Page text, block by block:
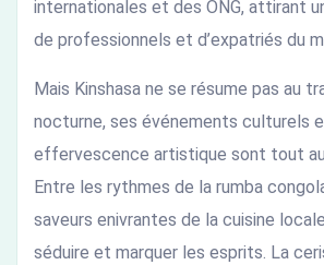
internationales et des ONG, attirant
de professionnels et d’expatriés du
Mais Kinshasa ne se résume pas au
nocturne, ses événements culturels
effervescence artistique sont tout
Entre les rythmes de la rumba
saveurs enivrantes de la cuisine
séduire et marquer les esprits. La